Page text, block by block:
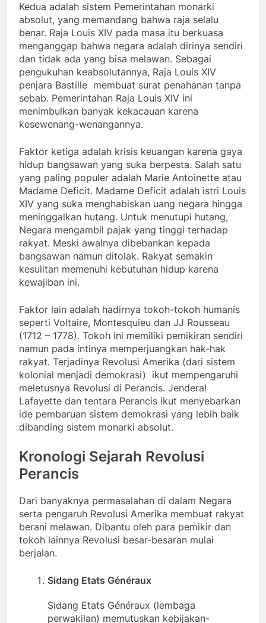
Kedua adalah sistem Pemerintahan monarki
absolut, yang memandang bahwa raja selalu
benar. Raja Louis XIV pada masa itu berkuasa
menganggap bahwa negara adalah dirinya sendiri
dan tidak ada yang bisa melawan. Sebagai
pengukuhan keabsolutannya, Raja Louis XIV
penjara Bastille membuat surat penahanan tanpa
sebab. Pemerintahan Raja Louis XIV ini
menimbulkan banyak kekacauan karena
kesewenang-wenangannya.
Faktor ketiga adalah krisis keuangan karena gaya
hidup bangsawan yang suka berpesta. Salah satu
yang paling populer adalah Marie Antoinette atau
Madame Deficit. Madame Deficit adalah istri Louis
XIV yang suka menghabiskan uang negara hingga
meninggalkan hutang. Untuk menutupi hutang,
Negara mengambil pajak yang tinggi terhadap
rakyat. Meski awalnya dibebankan kepada
bangsawan namun ditolak. Rakyat semakin
kesulitan memenuhi kebutuhan hidup karena
kewajiban ini.
Faktor lain adalah hadirnya tokoh-tokoh humanis
seperti Voltaire, Montesquieu dan JJ Rousseau
(1712 – 1778). Tokoh ini memiliki pemikiran sendiri
namun pada intinya memperjuangkan hak-hak
rakyat. Terjadinya Revolusi Amerika (dari sistem
kolonial menjadi demokrasi) ikut mempengaruhi
meletusnya Revolusi di Perancis. Jenderal
Lafayette dan tentara Perancis ikut menyebarkan
ide pembaruan sistem demokrasi yang lebih baik
dibanding sistem monarki absolut.
Kronologi Sejarah Revolusi
Perancis
Dari banyaknya permasalahan di dalam Negara
serta pengaruh Revolusi Amerika membuat rakyat
berani melawan. Dibantu oleh para pemikir dan
tokoh lainnya Revolusi besar-besaran mulai
berjalan.
Sidang Etats Généraux
Sidang Etats Généraux (lembaga
perwakilan) memutuskan kebijakan-